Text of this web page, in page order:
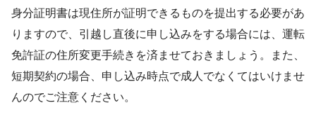
身分証明書は現住所が証明できるものを提出する必要があ
りますので、引越し直後に申し込みをする場合には、運転
免許証の住所変更手続きを済ませておきましょう。また、
短期契約の場合、申し込み時点で成人でなくてはいけませ
んのでご注意ください。